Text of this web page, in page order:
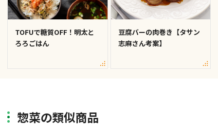
TOFUで糖質OFF！明太と
ろろごはん
豆腐バーの肉巻き【タサン
志麻さん考案】
惣菜の類似商品